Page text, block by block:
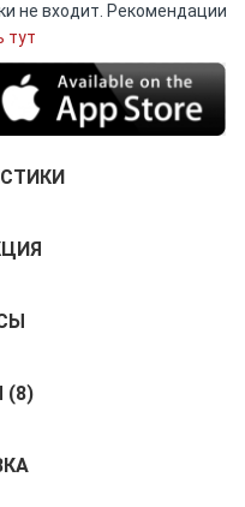
не входит. Рекомендации
тут
(8)